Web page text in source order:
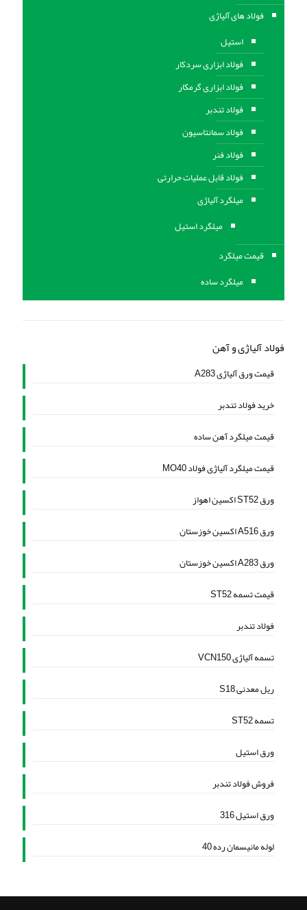
فولاد های آلیاژی
استیل
فولاد ابزاری سردکار
فولاد ابزاری گرمکار
فولاد تندبر
فولاد سمانتاسیون
فولاد فنر
فولاد قابل عملیات حرارتی
ميلگرد آلیاژی
میلگرد استیل
قیمت میلگرد
میلگرد ساده
فولاد آلیاژی و آهن
قیمت ورق آلیاژی A283
خرید فولاد تندبر
قیمت میلگرد آهن ساده
قیمت میلگرد آلیاژی فولاد MO40
ورق ST52 اکسین اهواز
ورق A516 اکسین خوزستان
ورق A283 اکسین خوزستان
قیمت تسمه ST52
فولاد تندبر
تسمه آلیاژی VCN150
ریل معدنی S18
تسمه ST52
ورق استیل
فروش فولاد تندبر
ورق استیل 316
لوله مانیسمان رده 40